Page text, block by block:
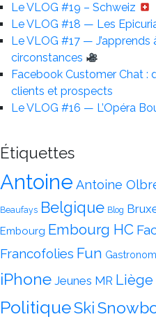
Le VLOG #19 – Schweiz
Le VLOG #18 — Les
Le VLOG #17 —
circonstances
Facebook Customer Chat :
clients et prospects
Le VLOG #16 — L’Opéra
Étiquettes
Antoine Antoine
Beaufays Belgique Blog
Embourg Embourg HC
Francofolies Fun
iPhone Jeunes MR Liège
PolitiqueSki